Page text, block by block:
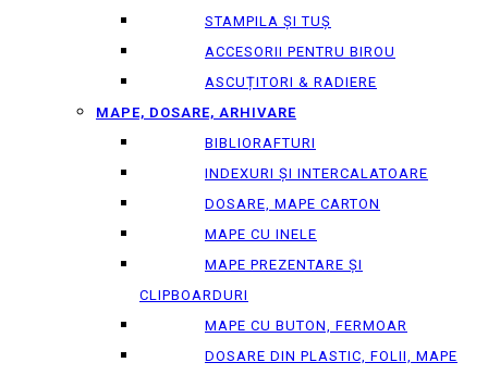
STAMPILA ȘI TUȘ
ACCESORII PENTRU BIROU
ASCUȚITORI & RADIERE
MAPE, DOSARE, ARHIVARE
BIBLIORAFTURI
INDEXURI ȘI INTERCALATOARE
DOSARE, MAPE CARTON
MAPE CU INELE
MAPE PREZENTARE ȘI
CLIPBOARDURI
MAPE CU BUTON, FERMOAR
DOSARE DIN PLASTIC, FOLII, MAPE